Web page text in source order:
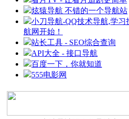
炫猿导航 不错的一个导航站
小刀导航-QQ技术导航,学
航网开始！
站长工具 - SEO综合查询
API大全 - 接口导航
百度一下，你就知道
555电影网